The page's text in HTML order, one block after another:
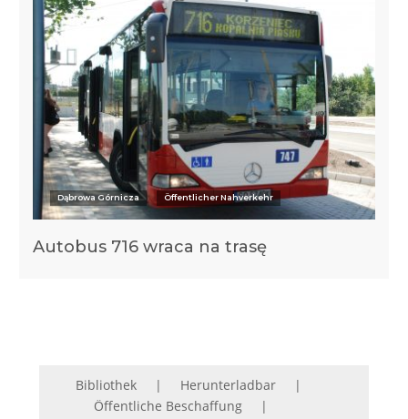
Dąbrowa Górnicza Öffentlicher Nahverkehr
Autobus 716 wraca na trasę
Bibliothek
Herunterladbar
Öffentliche Beschaffung